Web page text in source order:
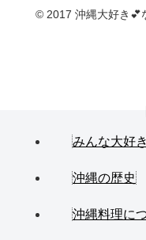
© 2017 沖縄大好き💕
みんな大好
沖縄の歴史
沖縄料理に